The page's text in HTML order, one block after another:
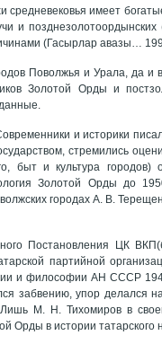
средневековья имеет
и позднезолотоордынских
(Гасырлар авазы…
Поволжья и Урала, да и
Золотой Орды и
и историки
стремились
быт и культура городов)
Золотой Орды до
городах А. В.
Постановления ЦК
партийной
и философии АН СССР
забвению, упор делался
М. Н. Тихомиров в
Орды в истории татарского